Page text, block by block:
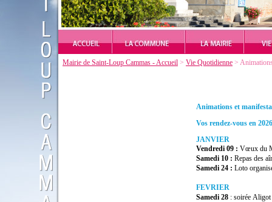
Mairie de Saint-Loup Cammas - Accueil > Vie Quotidienne >
Animations et
Vos rendez-vous en 2026
JANVIER
Vendredi 09 : Vœux du
Samedi 10 : Repas des
Samedi 24 : Loto
FEVRIER
Samedi 28 : soirée Aligot